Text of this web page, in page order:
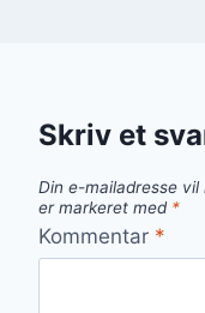
Skriv et
Din e-mailadresse
er markeret med *
Kommentar *